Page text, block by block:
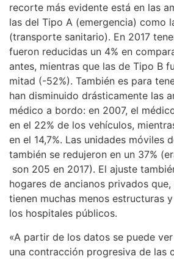
recorte más evidente está en las
las del Tipo A (emergencia) como
(transporte sanitario). En 2017
fueron reducidas un 4% en
antes, mientras que las de Tipo B
mitad (-52%). También es para
han disminuido drásticamente las
médico a bordo: en 2007, el
en el 22% de los vehículos,
en el 14,7%. Las unidades móviles
también se redujeron en un 37%
son 205 en 2017). El ajuste
hogares de ancianos privados
tienen muchas menos estructuras
los hospitales públicos.
«A partir de los datos se puede
una contracción progresiva de las